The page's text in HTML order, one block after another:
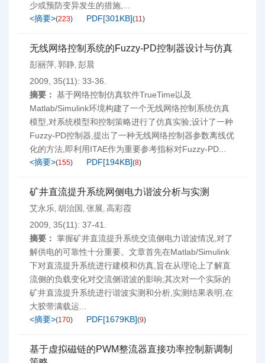
少或预防变异发生的措施,...
<摘要>(223) PDF[301KB](11)
无线网络控制系统的Fuzzy-PD控制器设计与仿真
彭丽萍, 郭静, 彭晨
2009, 35(11): 33-36.
摘要： 基于网络控制仿真软件TrueTime以及
Matlab/Simulink环境构建了一个无线网络控制系统仿真
模型,对系统模型和控制策略进行了仿真实验;设计了一种
Fuzzy-PD控制器,提出了一种无线网络控制器参数离线优
化的方法,即利用ITAE作为重要参考指标对Fuzzy-PD...
<摘要>(155) PDF[194KB](8)
矿井直流提升系统网侧电力谐波分析与实测
艾永乐, 胡治国 , 张展, 高彩霞
2009, 35(11): 37-41.
摘要： 掌握矿井直流提升系统交流侧电力谐波情况,对了
解供电的可靠性十分重要。文章首先在Matlab/Simulink
下对直流提升系统进行建模和仿真,旨在从理论上了解直
流侧的负载变化对交流侧谐波的影响;其次对一个实际的
矿井直流提升系统进行谐波实测和分析,实测结果表明,在
大胶带满载运...
<摘要>(170) PDF[1679KB](9)
基于虚拟磁链的PWM整流器直接功率控制新调制